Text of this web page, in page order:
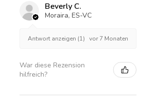
Beverly C.
Moraira, ES-VC
Antwort anzeigen (1) vor 7 Monaten
War diese Rezension
hilfreich?